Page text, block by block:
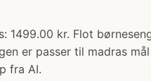
1499.00 kr. Flot
er passer til madras
fra AI.